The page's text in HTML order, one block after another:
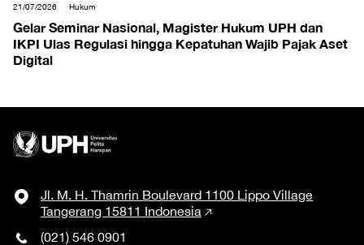
21/07/2026 Hukum
Gelar Seminar Nasional, Magister Hukum UPH dan
IKPI Ulas Regulasi hingga Kepatuhan Wajib Pajak Aset
Digital
Jl. M. H. Thamrin Boulevard 1100 Lippo Village
Tangerang 15811 Indonesia
(021) 546 0901